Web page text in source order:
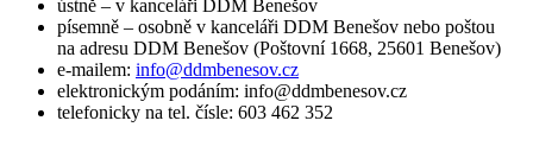
ústně – v kanceláři DDM Benešov
písemně – osobně v kanceláři DDM Benešov nebo poštou
na adresu DDM Benešov (Poštovní 1668, 25601 Benešov)
e-mailem: info@ddmbenesov.cz
elektronickým podáním: info@ddmbenesov.cz
telefonicky na tel. čísle: 603 462 352